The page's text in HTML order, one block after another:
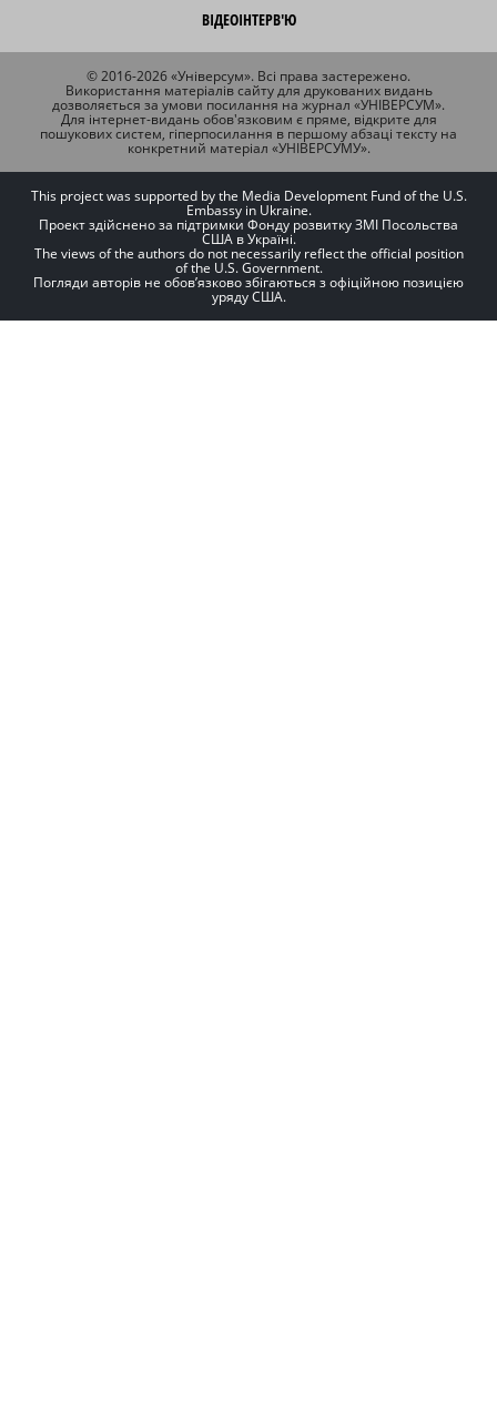
ВІДЕОІНТЕРВ'Ю
© 2016-2026 «Універсум». Всі права застережено.
Використання матеріалів сайту для друкованих видань
дозволяється за умови посилання на журнал «УНІВЕРСУМ».
Для інтернет-видань обов'язковим є пряме, відкрите для
пошукових систем, гіперпосилання в першому абзаці тексту на
конкретний матеріал «УНІВЕРСУМУ».
This project was supported by the Media Development Fund of the U.S.
Embassy in Ukraine.
Проект здійснено за підтримки Фонду розвитку ЗМІ Посольства
США в Україні.
The views of the authors do not necessarily reflect the official position
of the U.S. Government.
Погляди авторів не обов’язково збігаються з офіційною позицією
уряду США.